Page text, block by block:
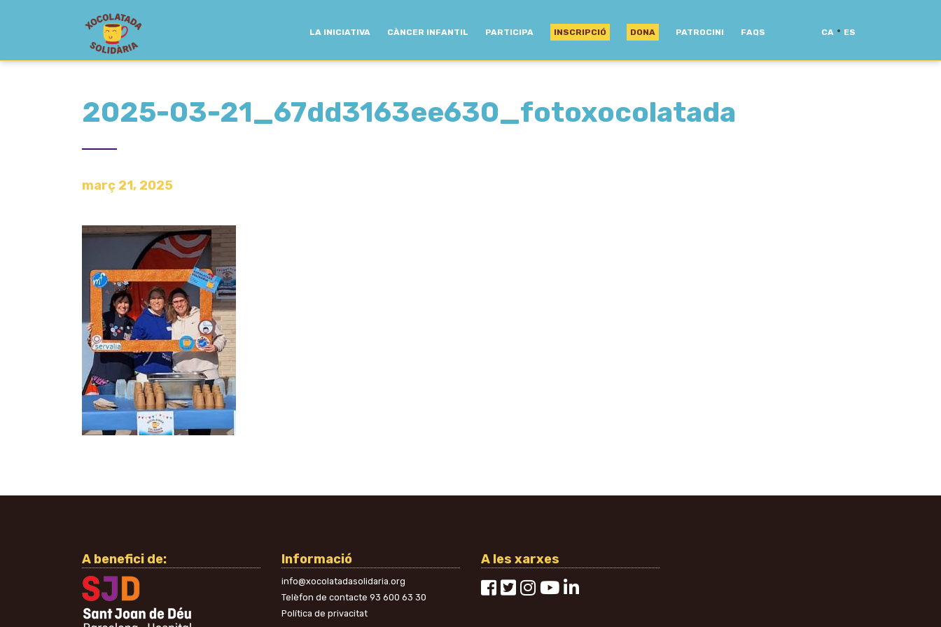
LA INICIATIVA CÀNCER INFANTIL PARTICIPA INSCRIPCIÓ DONA PATROCINI FAQS CA · ES
2025-03-21_67dd3163ee630_fotoxocolatada
març 21, 2025
A benefici de: Informació
info@xocolatadasolidaria.org
Telèfon de contacte 93 600 63 30
Política de privacitat
A les xarxes